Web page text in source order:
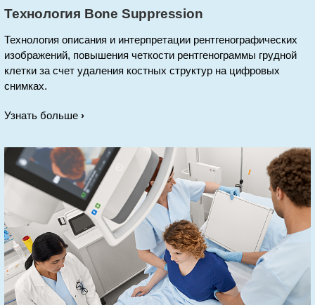
Технология Bone Suppression
Технология описания и интерпретации рентгенографических
изображений, повышения четкости рентгенограммы грудной
клетки за счет удаления костных структур на цифровых
снимках.
Узнать больше